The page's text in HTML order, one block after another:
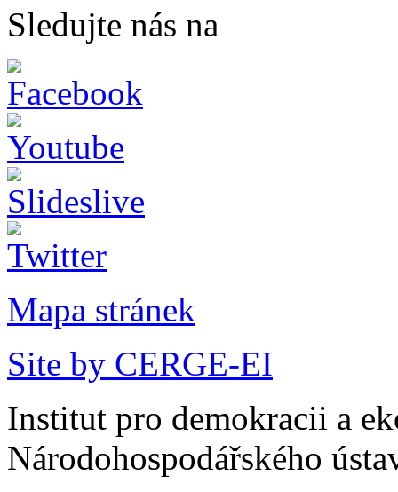
Sledujte nás na
Mapa stránek
Site by CERGE-EI
Institut pro demokracii a
Národohospodářského